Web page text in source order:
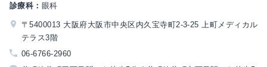
診療科： 眼科
〒5400013 大阪府大阪市中央区内久宝寺町2-3-25 上町メディカル
テラス3階
06-6766-2960